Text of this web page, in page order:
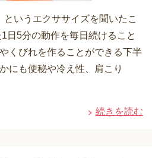
いうエクササイズを聞いたこ
日5分の動作を毎日続けること
くびれを作ることができる下半
にも便秘や冷え性、肩こり
続きを読む